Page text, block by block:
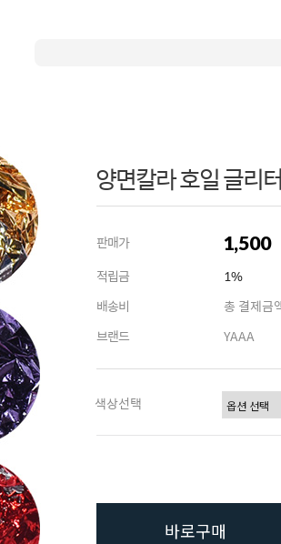
양면칼라 호일 글리
판매가 1,500
적립금
1%
배송비
총 결제금
브랜드
YAAA
색상선택
바로구매